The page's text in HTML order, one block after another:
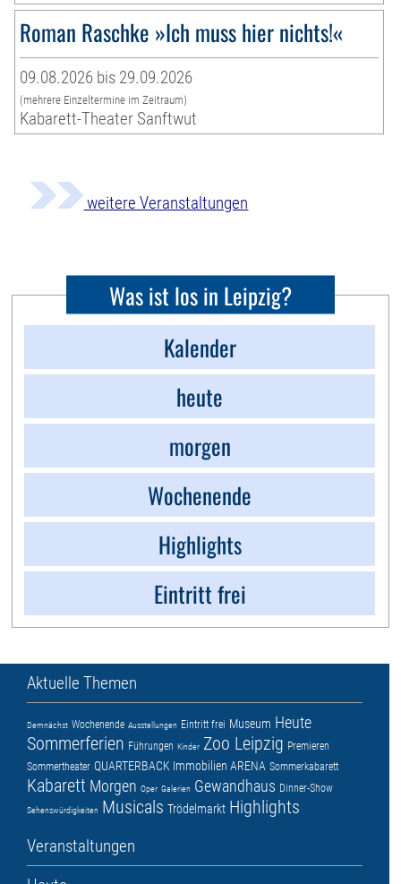
Roman Raschke »Ich muss hier nichts!«
09.08.2026 bis 29.09.2026
(mehrere Einzeltermine im Zeitraum)
Kabarett-Theater Sanftwut
weitere Veranstaltungen
Was ist los in Leipzig?
Kalender
heute
morgen
Wochenende
Highlights
Eintritt frei
Aktuelle Themen
Demnächst Wochenende Ausstellungen Eintritt frei Museum Heute
Sommerferien Führungen Kinder Zoo Leipzig Premieren
Sommertheater QUARTERBACK Immobilien ARENA Sommerkabarett
Kabarett Morgen Oper Galerien Gewandhaus Dinner-Show
Sehenswürdigkeiten Musicals Trödelmarkt Highlights
Veranstaltungen